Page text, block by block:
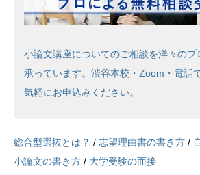
小論文講座についてのご相談を洋々の
承っています。渋谷本校・Zoom・電話
気軽にお申込みください。
総合型選抜とは？ / 志望理由書の書き方 /
小論文の書き方 / 大学受験の面接